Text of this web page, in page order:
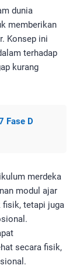
dunia
memberikan
Konsep ini
terhadap
kurang
Fase D
merdeka
modul ajar
fisik, tetapi juga
secara fisik,